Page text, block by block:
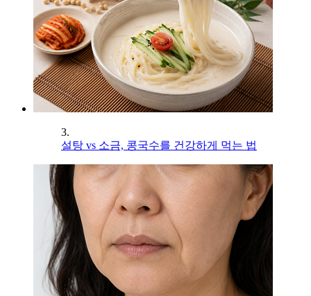
3.
설탕 vs 소금, 콩국수를 건강하게 먹는 법